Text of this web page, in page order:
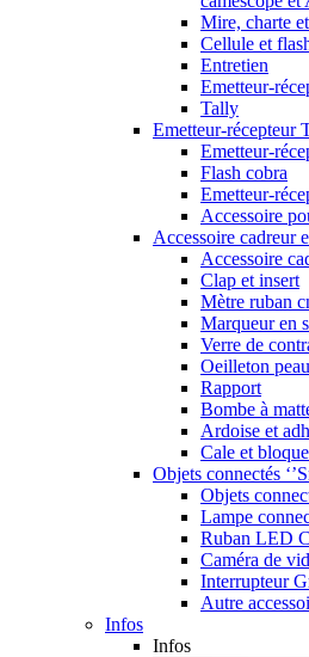
Mire, charte
Cellule et
Entretien
Emetteur-
Tally
Emetteur-récepteur
Emetteur-
Flash cobra
Emetteur-
Accessoire
Accessoire cadreur
Accessoire
Clap et insert
Mètre ruban
Marqueur en
Verre de
Oeilleton
Rapport
Bombe à
Ardoise et
Cale et
Objets connectés
Objets
Lampe
Ruban LED
Caméra de
Interrupteur
Autre
Infos
Infos